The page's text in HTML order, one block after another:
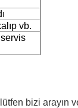
vb.
bizi arayın